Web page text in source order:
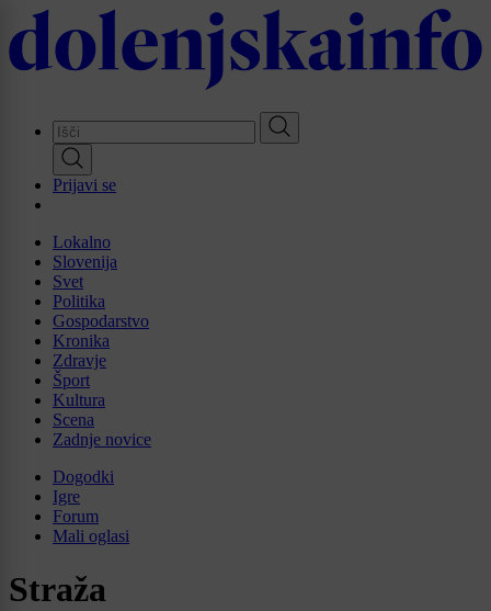
Skip
to
main
Prijavi se
Lokalno
Slovenija
Svet
Politika
Gospodarstvo
Kronika
Zdravje
Šport
Kultura
Scena
Zadnje novice
Dogodki
Igre
Forum
Mali oglasi
Straža